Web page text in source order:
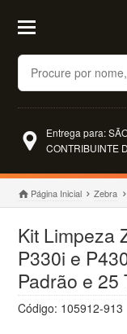
Buscar
Entrega para:
CONTRIBUINTE
Página Inicial Zebra
Kit Limpeza
P330i e
Padrão e 25
Código: 105912-913